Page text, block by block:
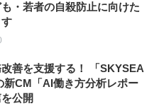
・若者の自殺防止に向けた
善を支援する！ 「SKYSEA
CM「AI働き方分析レポー
公開